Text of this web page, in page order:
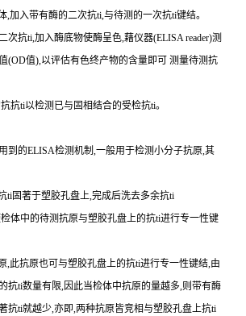
,加入带有酶的二次抗ti,与待测的一次抗ti键结。
次抗ti,加入酶底物使酶呈色,藉仪器(ELISA reader)测
(OD值),以评估有色终产物的含量即可 测量待测抗
抗ti以检测已与固相结合的受检抗ti。
到的ELISA检测机制,一般用于检测小分子抗原,其
ti固著于塑胶孔盘上,完成后洗去多余抗ti
体中的待测抗原与塑胶孔盘上的抗ti进行专一性键
,此抗原也可与塑胶孔盘上的抗ti进行专一性键结,由
抗ti数量有限,因此当检体中抗原的量越多,则带有酶
抗ti就越少,亦即,两种抗原皆竞相与塑胶孔盘上抗ti